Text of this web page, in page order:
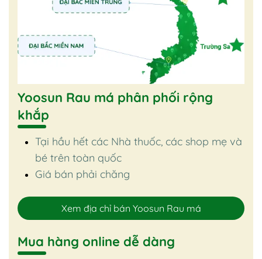
Yoosun Rau má phân phối rộng
khắp
Tại hầu hết các Nhà thuốc, các shop mẹ và
bé trên toàn quốc
Giá bán phải chăng
Xem địa chỉ bán Yoosun Rau má
Mua hàng online dễ dàng